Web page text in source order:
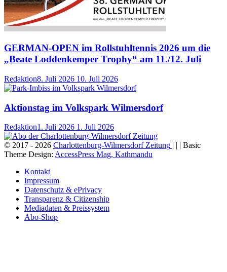
GERMAN-OPEN im Rollstuhltennis 2026 um die
„Beate Loddenkemper Trophy“ am 11./12. Juli
Redaktion8. Juli 2026 10. Juli 2026
Aktionstag im Volkspark Wilmersdorf
Redaktion1. Juli 2026 1. Juli 2026
© 2017 - 2026 Charlottenburg-Wilmersdorf Zeitung | | | Basic
Theme Design: AccessPress Mag, Kathmandu
Kontakt
Impressum
Datenschutz & ePrivacy
Transparenz & Citizenship
Mediadaten & Preissystem
Abo-Shop